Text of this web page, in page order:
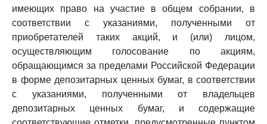
имеющих право на участие в общем собрании, в
соответствии с указаниями, полученными от
приобретателей таких акций, и (или) лицом,
осуществляющим голосование по акциям,
обращающимся за пределами Российской Федерации
в форме депозитарных ценных бумаг, в соответствии
с указаниями, полученными от владельцев
депозитарных ценных бумаг, и содержащие